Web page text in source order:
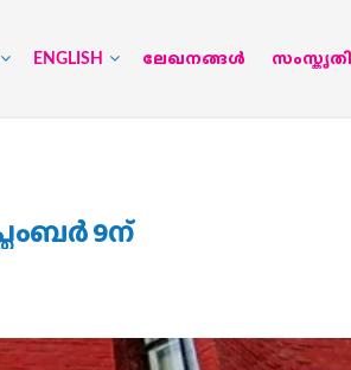
ENGLISH ലേഖനങ്ങള്‍ സംസ്കൃതി
9ന്